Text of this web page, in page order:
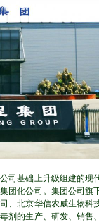
司基础上升级组建的现
团化公司。集团公司旗
、北京华信农威生物科
剂的生产、研发、销售